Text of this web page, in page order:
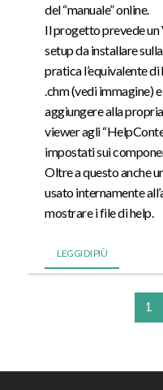
del “manuale” online.
Il progetto prevede un
setup da installare
pratica l’equivalente
.chm (vedi immagine)
aggiungere alla
viewer agli
impostati sui
Oltre a questo anche
usato internamente
mostrare i file di help.
LEGGI DI PIÙ
1